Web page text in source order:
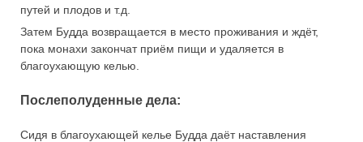
путей и плодов и т.д.
Затем Будда возвращается в место проживания и ждёт,
пока монахи закончат приём пищи и удаляется в
благоухающую келью.
Послеполуденные дела:
Сидя в благоухающей келье Будда даёт наставления